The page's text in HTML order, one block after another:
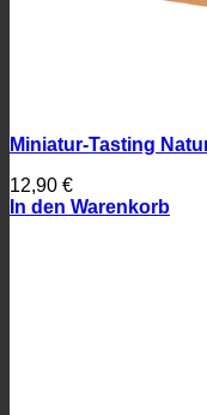
Miniatur-Tasting
12,90 €
In den Warenkorb